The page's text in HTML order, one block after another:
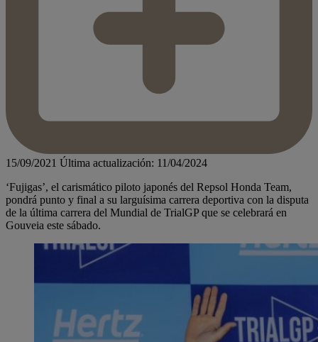
15/09/2021 Última actualización: 11/04/2024
‘Fujigas’, el carismático piloto japonés del Repsol Honda Team,
pondrá punto y final a su larguísima carrera deportiva con la disputa
de la última carrera del Mundial de TrialGP que se celebrará en
Gouveia este sábado.